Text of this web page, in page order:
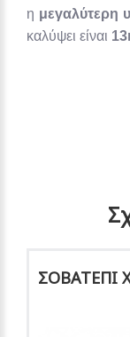
η μεγαλύτερη
καλύψει είναι
ΣΟΒΑΤΕΠΙ